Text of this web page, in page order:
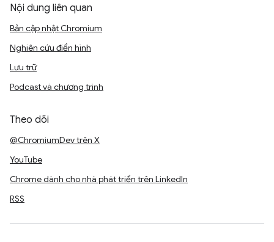
Nội dung liên quan
Bản cập nhật Chromium
Nghiên cứu điển hình
Lưu trữ
Podcast và chương trình
Theo dõi
@ChromiumDev trên X
YouTube
Chrome dành cho nhà phát triển trên LinkedIn
RSS